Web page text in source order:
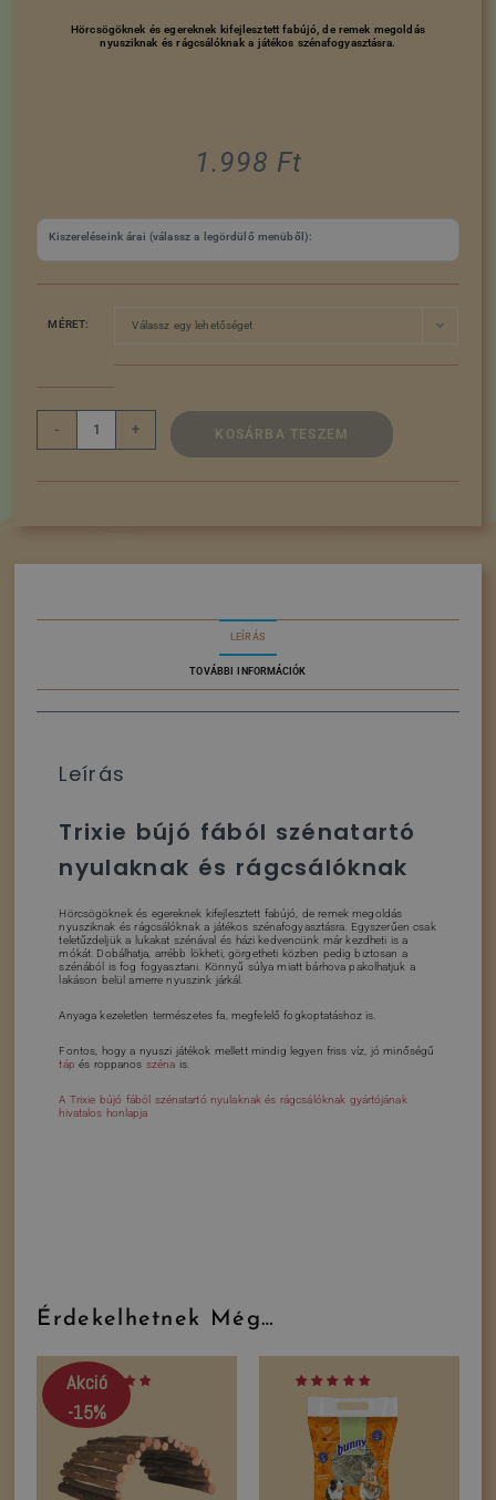
Hörcsögöknek és egereknek kifejlesztett fabújó, de remek megoldás
nyusziknak és rágcsálóknak a játékos szénafogyasztásra.
1.998 Ft
Kiszereléseink árai (válassz a legördülő menüből):
MÉRET: Válassz egy lehetőséget
- + KOSÁRBA TESZEM
LEÍRÁS
TOVÁBBI INFORMÁCIÓK
Leírás
Trixie bújó fából szénatartó
nyulaknak és rágcsálóknak
Hörcsögöknek és egereknek kifejlesztett fabújó, de remek megoldás
nyusziknak és rágcsálóknak a játékos szénafogyasztásra. Egyszerűen csak
teletűzdeljük a lukakat szénával és házi kedvencünk már kezdheti is a
mókát. Dobálhatja, arrébb lökheti, görgetheti közben pedig biztosan a
szénából is fog fogyasztani. Könnyű súlya miatt bárhova pakolhatjuk a
lakáson belül amerre nyuszink járkál.
Anyaga kezeletlen természetes fa, megfelelő fogkoptatáshoz is.
Fontos, hogy a nyuszi játékok mellett mindig legyen friss víz, jó minőségű
táp és roppanos széna is.
A Trixie bújó fából szénatartó nyulaknak és rágcsálóknak gyártójának
hivatalos honlapja
Érdekelhetnek Még…
Akció
-15%